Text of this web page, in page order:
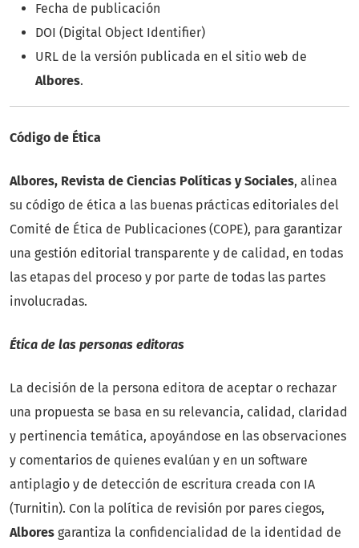
Fecha de publicación
DOI (Digital Object Identifier)
URL de la versión publicada en el sitio web de
Albores.
Código de Ética
Albores, Revista de Ciencias Políticas y Sociales, alinea
su código de ética a las buenas prácticas editoriales del
Comité de Ética de Publicaciones (COPE), para garantizar
una gestión editorial transparente y de calidad, en todas
las etapas del proceso y por parte de todas las partes
involucradas.
Ética de las personas editoras
La decisión de la persona editora de aceptar o rechazar
una propuesta se basa en su relevancia, calidad, claridad
y pertinencia temática, apoyándose en las observaciones
y comentarios de quienes evalúan y en un software
antiplagio y de detección de escritura creada con IA
(Turnitin). Con la política de revisión por pares ciegos,
Albores garantiza la confidencialidad de la identidad de